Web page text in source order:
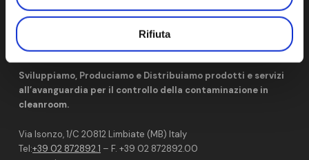
Rifiuta
Sviluppiamo, Produciamo e Distribuiamo prodotti e servizi
all’avanguardia per il controllo della contaminazione in
cleanroom.
Via Isonzo, 1/C 20812 Limbiate (MB) Italy
Tel:+39 02 872892.1 – F. +39 02 872892.00